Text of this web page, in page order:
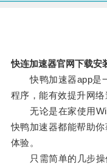
快连加速器官网下载安
快鸭加速器app是一
程序，能有效提升网络
无论是在家使用Wi-
快鸭加速器都能帮助
体验。
只需简单的几步操